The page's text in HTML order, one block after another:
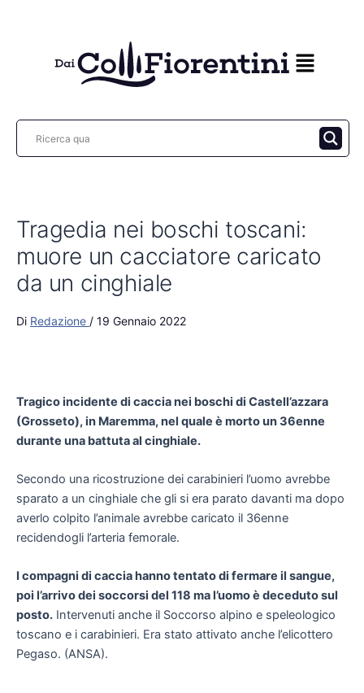
Tragedia nei boschi toscani:
muore un cacciatore caricato
da un cinghiale
Di Redazione / 19 Gennaio 2022
Tragico incidente di caccia nei boschi di Castell’azzara
(Grosseto), in Maremma, nel quale è morto un 36enne
durante una battuta al cinghiale.
Secondo una ricostruzione dei carabinieri l’uomo avrebbe
sparato a un cinghiale che gli si era parato davanti ma dopo
averlo colpito l’animale avrebbe caricato il 36enne
recidendogli l’arteria femorale.
I compagni di caccia hanno tentato di fermare il sangue,
poi l’arrivo dei soccorsi del 118 ma l’uomo è deceduto sul
posto. Intervenuti anche il Soccorso alpino e speleologico
toscano e i carabinieri. Era stato attivato anche l’elicottero
Pegaso. (ANSA).